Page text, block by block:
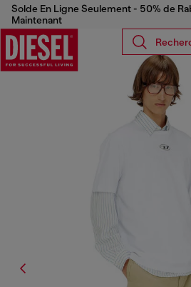
Solde En Ligne Seulement - 50% de
Maintenant